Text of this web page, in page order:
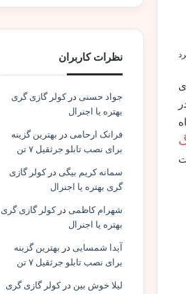
نظرات کاربران
جواد حسنی درکولر گازی گری
بهتره یا اجنرال
فرانک ارحامی در بهترین گزینه
برای نصب تابلو جرثقیل ۷ تن
سمانه کریم بیگی درکولر گازی
گری بهتره یا اجنرال
شهرام کاظمی درکولر گازی گری
بهتره یا اجنرال
آیدا شمسایی در بهترین گزینه
برای نصب تابلو جرثقیل ۷ تن
لیلا خوش بین درکولر گازی گری